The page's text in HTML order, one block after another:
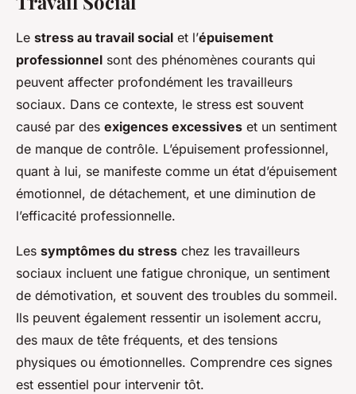
Le stress au travail social et l’épuisement
professionnel sont des phénomènes courants qui
peuvent affecter profondément les travailleurs
sociaux. Dans ce contexte, le stress est souvent
causé par des exigences excessives et un sentiment
de manque de contrôle. L’épuisement professionnel,
quant à lui, se manifeste comme un état d’épuisement
émotionnel, de détachement, et une diminution de
l’efficacité professionnelle.
Les symptômes du stress chez les travailleurs
sociaux incluent une fatigue chronique, un sentiment
de démotivation, et souvent des troubles du sommeil.
Ils peuvent également ressentir un isolement accru,
des maux de tête fréquents, et des tensions
physiques ou émotionnelles. Comprendre ces signes
est essentiel pour intervenir tôt.